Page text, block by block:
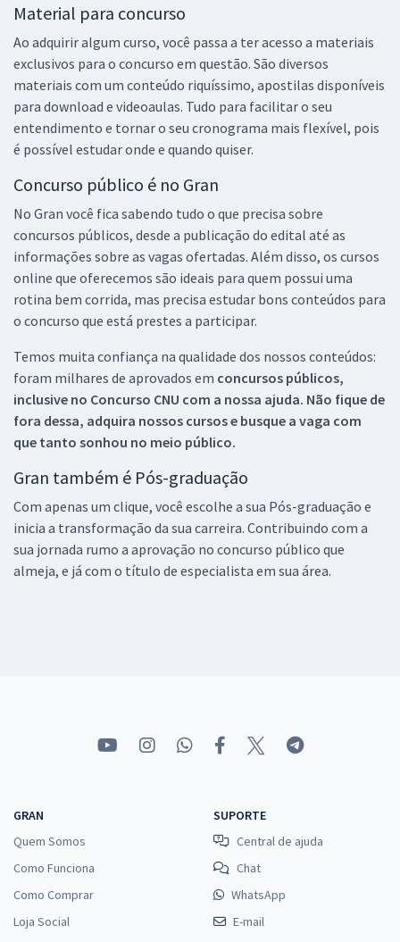
Material para concurso
Ao adquirir algum curso, você passa a ter acesso a materiais
exclusivos para o concurso em questão. São diversos
materiais com um conteúdo riquíssimo, apostilas disponíveis
para download e videoaulas. Tudo para facilitar o seu
entendimento e tornar o seu cronograma mais flexível, pois
é possível estudar onde e quando quiser.
Concurso público é no Gran
No Gran você fica sabendo tudo o que precisa sobre
concursos públicos, desde a publicação do edital até as
informações sobre as vagas ofertadas. Além disso, os cursos
online que oferecemos são ideais para quem possui uma
rotina bem corrida, mas precisa estudar bons conteúdos para
o concurso que está prestes a participar.
Temos muita confiança na qualidade dos nossos conteúdos:
foram milhares de aprovados em concursos públicos,
inclusive no Concurso CNU com a nossa ajuda. Não fique de
fora dessa, adquira nossos cursos e busque a vaga com
que tanto sonhou no meio público.
Gran também é Pós-graduação
Com apenas um clique, você escolhe a sua Pós-graduação e
inicia a transformação da sua carreira. Contribuindo com a
sua jornada rumo a aprovação no concurso público que
almeja, e já com o título de especialista em sua área.
GRAN
Quem Somos
Como Funciona
Como Comprar
Loja Social
SUPORTE
Central de ajuda
Chat
WhatsApp
E-mail